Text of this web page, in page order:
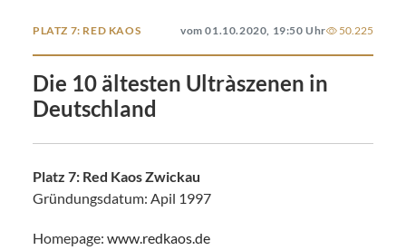
PLATZ 7: RED KAOS vom 01.10.2020, 19:50 Uhr 50.225
Die 10 ältesten Ultràszenen in
Deutschland
Platz 7: Red Kaos Zwickau
Gründungsdatum: Apil 1997
Homepage: www.redkaos.de